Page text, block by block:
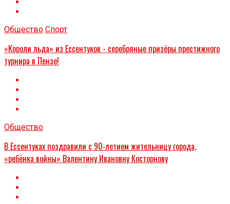
Общество Спорт
«Короли льда» из Ессентуков - серебряные призёры престижного
турнира в Пензе!
Общество
В Ессентуках поздравили с 90‑летием жительницу города,
«ребёнка войны» Валентину Ивановну Косторнову